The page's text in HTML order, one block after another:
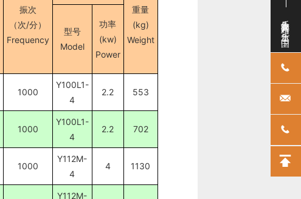
振次
（次/分）
Frequency
重量
(kg)
Weight
型号
Model
功率
(kw)
Power
1000
Y100L1-
4
2.2 553
1000
Y100L1-
4
2.2 702
1000
Y112M-
4
4 1130
Y112M-
乐鱼官方网站-乐鱼(中国)